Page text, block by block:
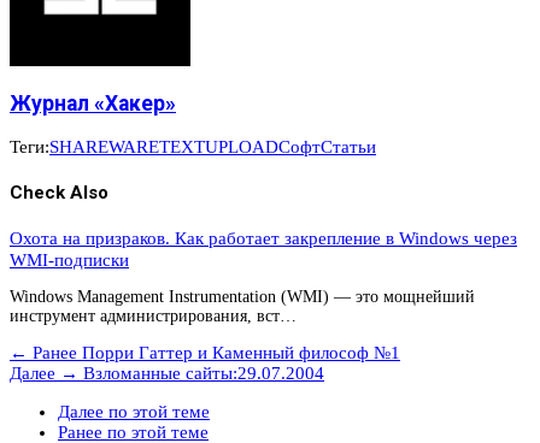
Журнал «Хакер»
Теги:SHAREWARETEXTUPLOADСофтСтатьи
Check Also
Охота на призраков. Как работает закрепление в Windows через
WMI-подписки
Windows Management Instrumentation (WMI) — это мощнейший
инструмент администрирования, вст…
← Ранее Порри Гаттер и Каменный философ №1
Далее → Взломанные сайты:29.07.2004
Далее по этой теме
Ранее по этой теме